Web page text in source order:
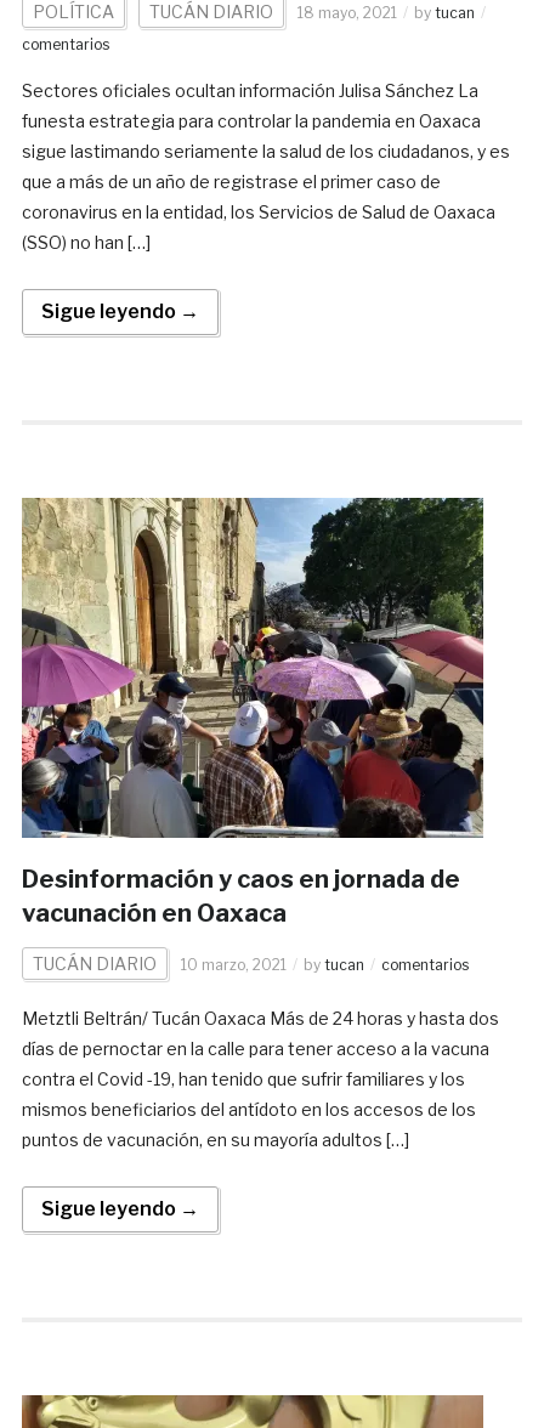
POLÍTICA TUCÁN DIARIO 18 mayo, 2021 by tucan
comentarios
Sectores oficiales ocultan información Julisa Sánchez La
funesta estrategia para controlar la pandemia en Oaxaca
sigue lastimando seriamente la salud de los ciudadanos, y es
que a más de un año de registrase el primer caso de
coronavirus en la entidad, los Servicios de Salud de Oaxaca
(SSO) no han […]
Sigue leyendo →
Desinformación y caos en jornada de
vacunación en Oaxaca
TUCÁN DIARIO 10 marzo, 2021 by tucan comentarios
Metztli Beltrán/ Tucán Oaxaca Más de 24 horas y hasta dos
días de pernoctar en la calle para tener acceso a la vacuna
contra el Covid -19, han tenido que sufrir familiares y los
mismos beneficiarios del antídoto en los accesos de los
puntos de vacunación, en su mayoría adultos […]
Sigue leyendo →